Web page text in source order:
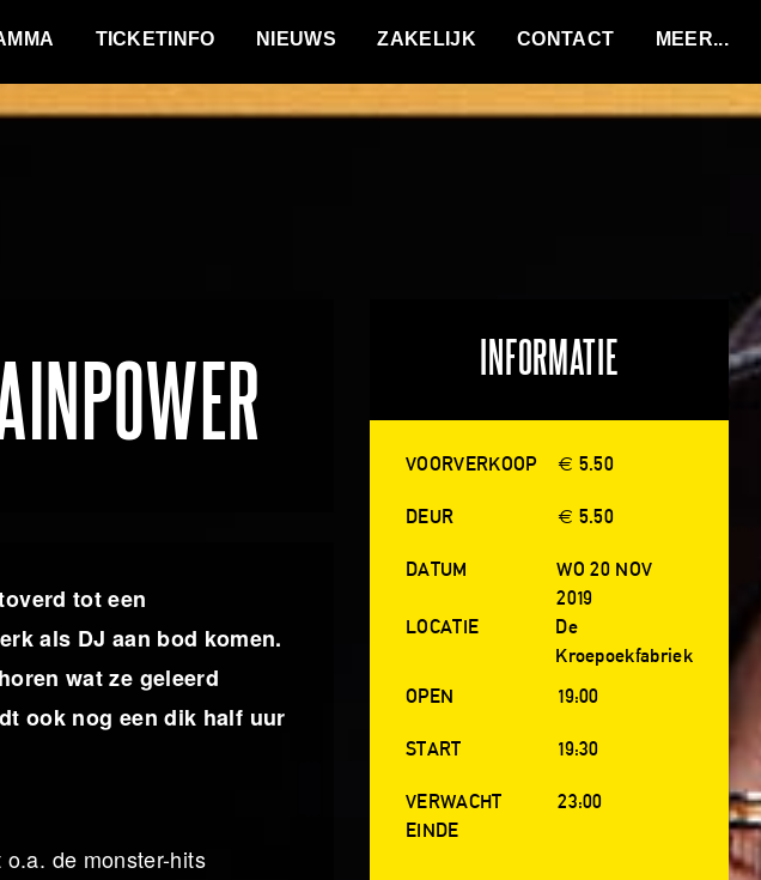
TICKETINFO NIEUWS ZAKELIJK CONTACT
tot een
als DJ aan bod komen.
wat ze geleerd
ook nog een dik half uur
o.a. de monster-hits
INFORMATIE
VOORVERKOOP € 5.50
DEUR € 5.50
DATUM
WO 20 NOV
2019
LOCATIE
De
Kroepoekfabriek
OPEN
19:00
START 19:30
VERWACHT
EINDE
23:00